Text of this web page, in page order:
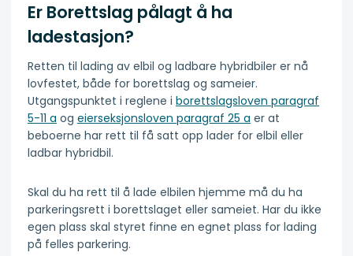
Er Borettslag pålagt å ha
ladestasjon?
Retten til lading av elbil og ladbare hybridbiler er nå
lovfestet, både for borettslag og sameier.
Utgangspunktet i reglene i borettslagsloven paragraf
5-11 a og eierseksjonsloven paragraf 25 a er at
beboerne har rett til få satt opp lader for elbil eller
ladbar hybridbil.
Skal du ha rett til å lade elbilen hjemme må du ha
parkeringsrett i borettslaget eller sameiet. Har du ikke
egen plass skal styret finne en egnet plass for lading
på felles parkering.